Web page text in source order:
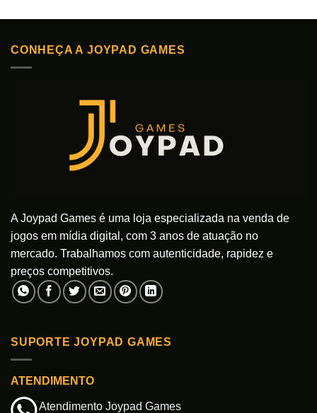
CONHEÇA A JOYPAD GAMES
A Joypad Games é uma loja especializada na venda de
jogos em mídia digital, com 3 anos de atuação no
mercado. Trabalhamos com autenticidade, rapidez e
preços competitivos.
SUPORTE JOYPAD GAMES
ATENDIMENTO
Atendimento Joypad Games